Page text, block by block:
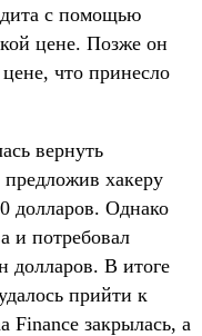
с помощью
цене. Позже он
что принесло
вернуть
хакеру
долларов. Однако
и потребовал
долларов. В итоге
прийти к
Finance закрылась, а